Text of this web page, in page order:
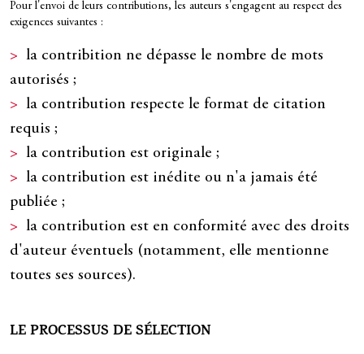
Pour l'envoi de leurs contributions, les auteurs s'engagent au respect des
exigences suivantes :
la contribition ne dépasse le nombre de mots
autorisés ;
la contribution respecte le format de citation
requis ;
la contribution est originale ;
la contribution est inédite ou n'a jamais été
publiée ;
la contribution est en conformité avec des droits
d'auteur éventuels (notamment, elle mentionne
toutes ses sources).
LE PROCESSUS DE SÉLECTION